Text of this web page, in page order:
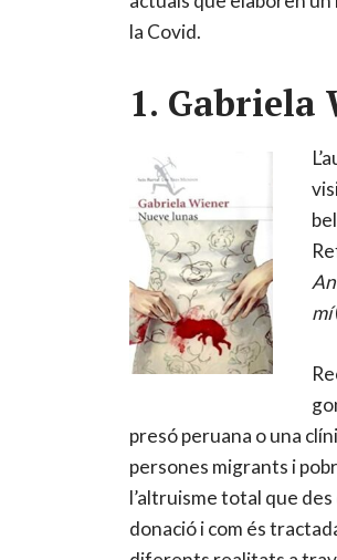
la Covid.
1. Gabriela
mí
presó peruana o una
persones migrants i
l’altruisme total que
donació i com és